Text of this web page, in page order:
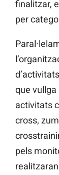
finalitzar,
per
que vullga
activitats
cross,
pels